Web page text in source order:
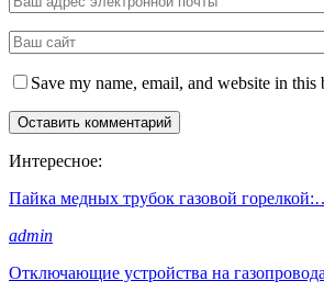
Save my name, email, and website in
Интересное:
Пайка медных трубок газовой
admin
Отключающие устройства на